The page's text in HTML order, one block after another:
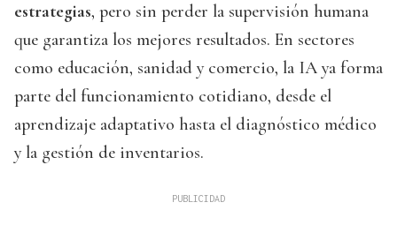
estrategias, pero sin perder la supervisión humana
que garantiza los mejores resultados. En sectores
como educación, sanidad y comercio, la IA ya forma
parte del funcionamiento cotidiano, desde el
aprendizaje adaptativo hasta el diagnóstico médico
y la gestión de inventarios.